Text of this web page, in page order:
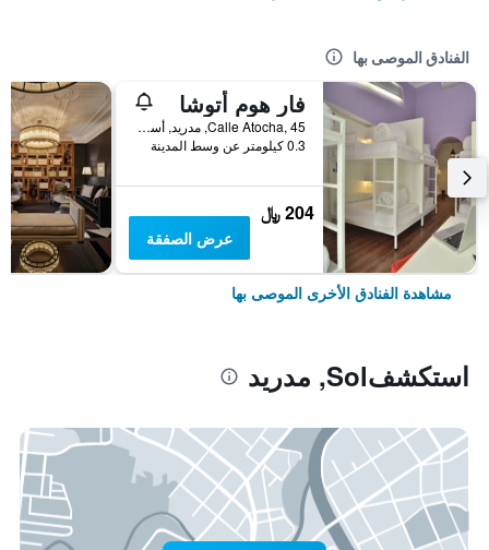
الفنادق الموصى بها
فار هوم أتوشا
Calle Atocha, 45, مدريد, أسبانيا
0.3 كيلومتر عن وسط المدينة
204 ﷼
عرض الصفقة
مشاهدة الفنادق الأخرى الموصى بها
استكشفSol, مدريد